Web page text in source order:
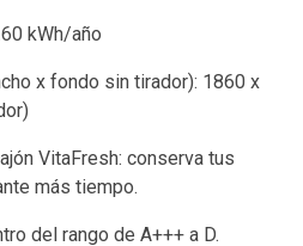
kWh/año
x fondo sin tirador): 1860 x
VitaFresh: conserva tus
más tiempo.
del rango de A+++ a D.